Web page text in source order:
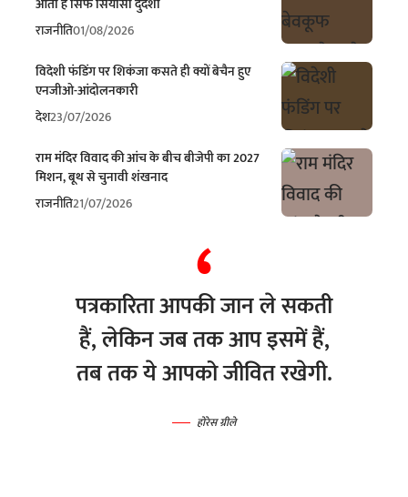
राजनीति01/08/2026
विदेशी फंडिंग पर शिकंजा कसते ही क्यों बेचैन हुए
एनजीओ-आंदोलनकारी
देश23/07/2026
राम मंदिर विवाद की आंच के बीच बीजेपी का 2027
मिशन, बूथ से चुनावी शंखनाद
राजनीति21/07/2026
पत्रकारिता आपकी जान ले सकती
हैं, लेकिन जब तक आप इसमें हैं,
तब तक ये आपको जीवित रखेगी.
होरेस ग्रीले